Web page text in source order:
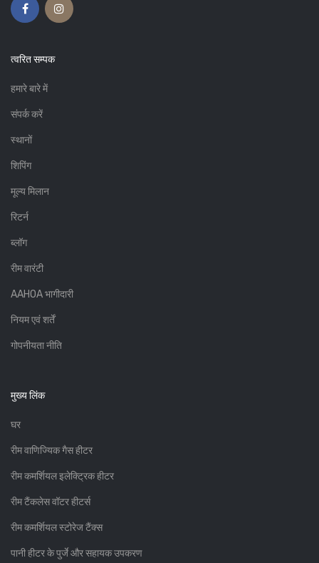
त्वरित सम्पक
हमारे बारे में
संपर्क करें
स्थानों
शिपिंग
मूल्य मिलान
रिटर्न
ब्लॉग
रीम वारंटी
AAHOA भागीदारी
नियम एवं शर्तें
गोपनीयता नीति
मुख्य लिंक
घर
रीम वाणिज्यिक गैस हीटर
रीम कमर्शियल इलेक्ट्रिक हीटर
रीम टैंकलेस वॉटर हीटर्स
रीम कमर्शियल स्टोरेज टैंक्स
पानी हीटर के पुर्जे और सहायक उपकरण